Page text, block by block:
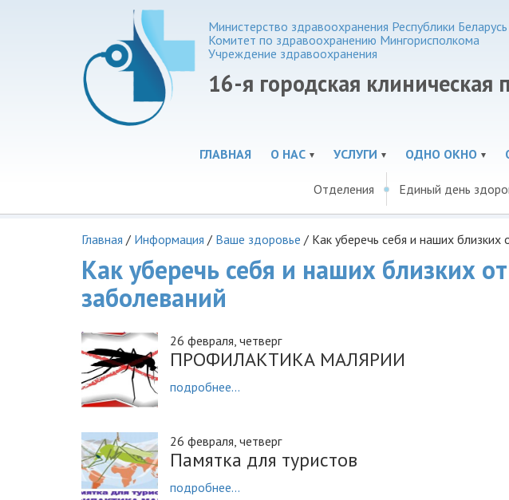
Министерство здравоохранения Республики Беларусь
Комитет по здравоохранению Мингорисполкома
Учреждение здравоохранения
16-я городская клиническая
ГЛАВНАЯ О НАС УСЛУГИ ОДНО ОКНО
Отделения Единый день
Главная / Информация / Ваше здоровье / Как уберечь себя и наших
Как уберечь себя и наших близких
заболеваний
26 февраля, четверг
ПРОФИЛАКТИКА МАЛЯРИИ
подробнее...
26 февраля, четверг
Памятка для туристов
подробнее...